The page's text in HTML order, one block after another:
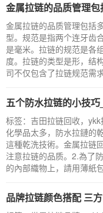
金属拉链的品质管理包括哪
金属拉链的品质管理包括
型。规范是指两个连牙齿
是毫米。拉链的规范是各
度。拉链的类型是形，结
司不仅包含了拉链规范需
五个防水拉链的小技
标签：吉田拉链回收，
化學品太多，防水拉鏈的
這種乾洗技術。金属拉链
注意拉链的品质。2.為了
的內部織物上，請用薄紙
品牌拉链颜色搭配 三方“各取